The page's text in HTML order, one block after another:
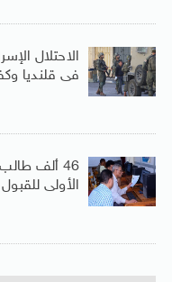
الاحتلال
فى قلنديا
46 ألف
الأولى